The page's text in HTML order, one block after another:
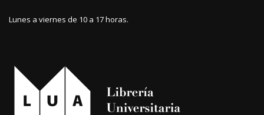
Lunes a viernes de 10 a 17 horas.